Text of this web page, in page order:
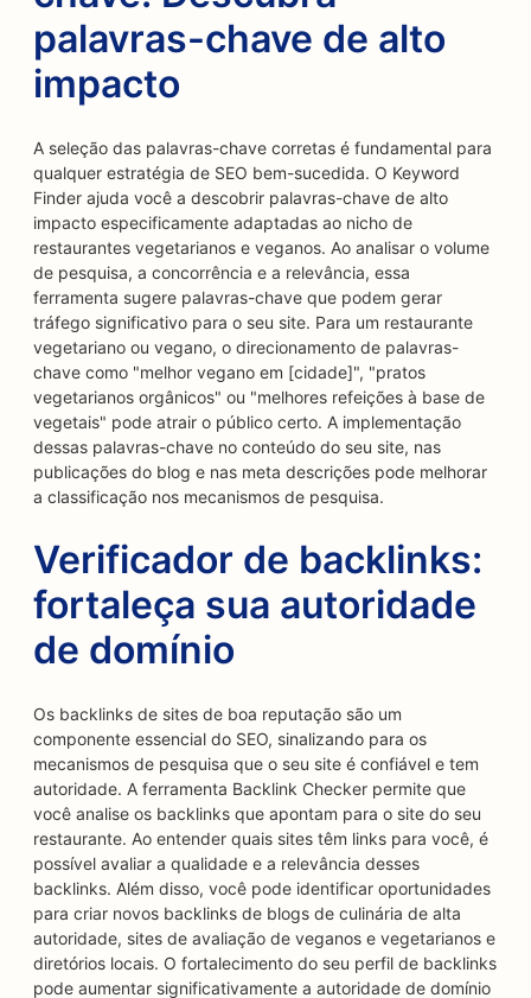
palavras-chave de alto
impacto
A seleção das palavras-chave corretas é fundamental para
qualquer estratégia de SEO bem-sucedida. O Keyword
Finder ajuda você a descobrir palavras-chave de alto
impacto especificamente adaptadas ao nicho de
restaurantes vegetarianos e veganos. Ao analisar o volume
de pesquisa, a concorrência e a relevância, essa
ferramenta sugere palavras-chave que podem gerar
tráfego significativo para o seu site. Para um restaurante
vegetariano ou vegano, o direcionamento de palavras-
chave como "melhor vegano em [cidade]", "pratos
vegetarianos orgânicos" ou "melhores refeições à base de
vegetais" pode atrair o público certo. A implementação
dessas palavras-chave no conteúdo do seu site, nas
publicações do blog e nas meta descrições pode melhorar
a classificação nos mecanismos de pesquisa.
Verificador de backlinks:
fortaleça sua autoridade
de domínio
Os backlinks de sites de boa reputação são um
componente essencial do SEO, sinalizando para os
mecanismos de pesquisa que o seu site é confiável e tem
autoridade. A ferramenta Backlink Checker permite que
você analise os backlinks que apontam para o site do seu
restaurante. Ao entender quais sites têm links para você, é
possível avaliar a qualidade e a relevância desses
backlinks. Além disso, você pode identificar oportunidades
para criar novos backlinks de blogs de culinária de alta
autoridade, sites de avaliação de veganos e vegetarianos e
diretórios locais. O fortalecimento do seu perfil de backlinks
pode aumentar significativamente a autoridade de domínio